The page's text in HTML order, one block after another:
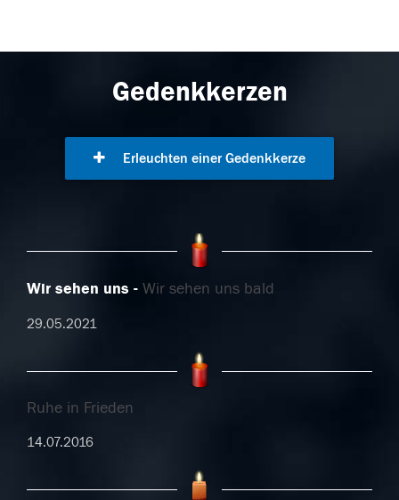
Gedenkkerzen
Erleuchten einer Gedenkkerze
Wir sehen uns Wir sehen uns bald
29.05.2021
Ruhe in Frieden
14.07.2016